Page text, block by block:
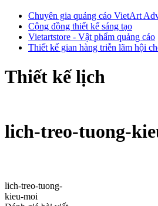
Chuyên gia quảng cáo VietArt
Cộng đồng thiết kế sáng tạo
Vietartstore - Vật phẩm quảng cáo
Thiết kế gian hàng triễn lãm hội
Thiết kế lịch
lich-treo-tuong-
lich-treo-tuong-
kieu-moi